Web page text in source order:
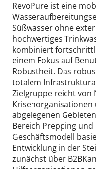
RevoPure ist eine
Süßwasser ohne
hochwertiges
kombiniert
einem Fokus auf
Robustheit. Das
totalem
Zielgruppe reicht von
Krisenorganisationen
abgelegenen
Bereich Prepping und
Geschäftsmodell
Entwicklung in der
zunächst über